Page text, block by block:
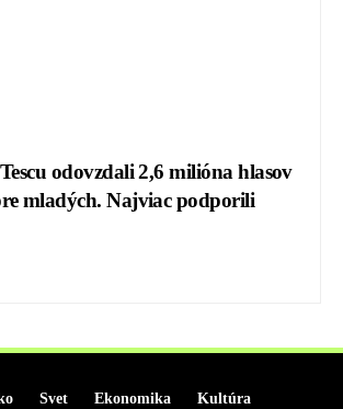
odovzdali 2,6 milióna hlasov
mladých. Najviac podporili
Svet Ekonomika
Kultúra